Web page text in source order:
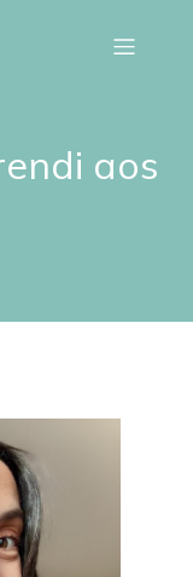
aos